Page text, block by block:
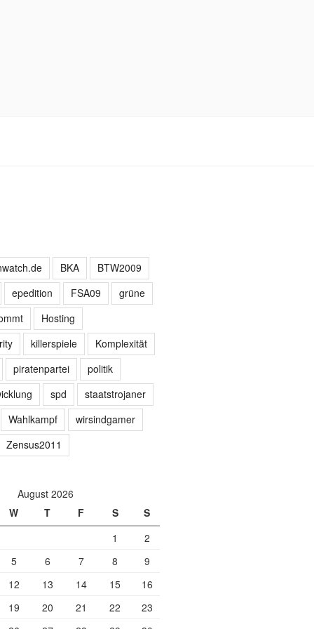
BKA
BTW2009
epedition FSA09
grüne
Hosting
killerspiele
Komplexität
piratenpartei
politik
spd
staatstrojaner
Wahlkampf
wirsindgamer
Zensus2011
August 2026
W T F S
S
1
2
5 6 7 8
9
12 13 14 15
16
19 20 21 22
23